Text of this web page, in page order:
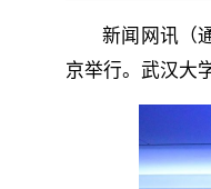
新闻网讯（
京举行。武汉大